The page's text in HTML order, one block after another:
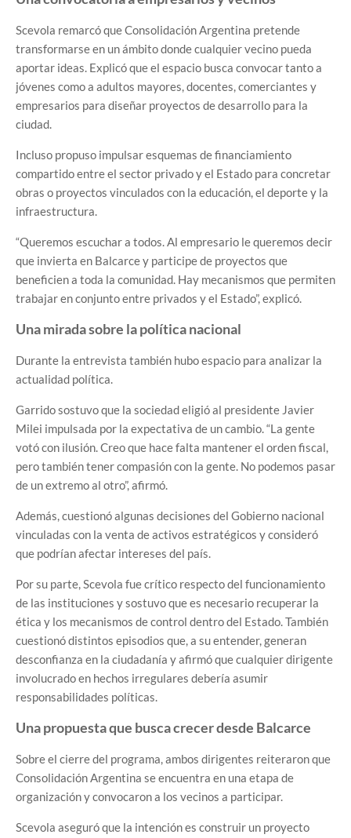
Scevola remarcó que Consolidación Argentina pretende
transformarse en un ámbito donde cualquier vecino pueda
aportar ideas. Explicó que el espacio busca convocar tanto a
jóvenes como a adultos mayores, docentes, comerciantes y
empresarios para diseñar proyectos de desarrollo para la
ciudad.
Incluso propuso impulsar esquemas de financiamiento
compartido entre el sector privado y el Estado para concretar
obras o proyectos vinculados con la educación, el deporte y la
infraestructura.
“Queremos escuchar a todos. Al empresario le queremos decir
que invierta en Balcarce y participe de proyectos que
beneficien a toda la comunidad. Hay mecanismos que permiten
trabajar en conjunto entre privados y el Estado”, explicó.
Una mirada sobre la política nacional
Durante la entrevista también hubo espacio para analizar la
actualidad política.
Garrido sostuvo que la sociedad eligió al presidente Javier
Milei impulsada por la expectativa de un cambio. “La gente
votó con ilusión. Creo que hace falta mantener el orden fiscal,
pero también tener compasión con la gente. No podemos pasar
de un extremo al otro”, afirmó.
Además, cuestionó algunas decisiones del Gobierno nacional
vinculadas con la venta de activos estratégicos y consideró
que podrían afectar intereses del país.
Por su parte, Scevola fue crítico respecto del funcionamiento
de las instituciones y sostuvo que es necesario recuperar la
ética y los mecanismos de control dentro del Estado. También
cuestionó distintos episodios que, a su entender, generan
desconfianza en la ciudadanía y afirmó que cualquier dirigente
involucrado en hechos irregulares debería asumir
responsabilidades políticas.
Una propuesta que busca crecer desde Balcarce
Sobre el cierre del programa, ambos dirigentes reiteraron que
Consolidación Argentina se encuentra en una etapa de
organización y convocaron a los vecinos a participar.
Scevola aseguró que la intención es construir un proyecto